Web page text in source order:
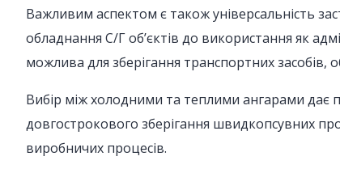
Важливим аспектом є також універсальність
обладнання С/Г об’єктів до використання як
можлива для зберігання транспортних засобів,
Вибір між холодними та теплими ангарами дає
довгострокового зберігання швидкопсувних
виробничих процесів.